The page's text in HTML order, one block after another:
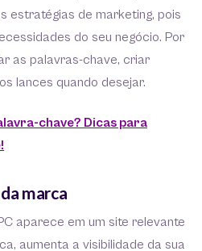
estratégias de marketing, pois
do seu negócio. Por
as palavras-chave, criar
lances quando desejar.
chave? Dicas para
marca
aparece em um site relevante
aumenta a visibilidade da sua